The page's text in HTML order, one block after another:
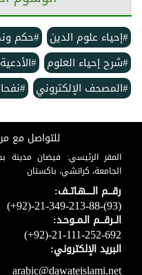
#إحياء علوم الدين #حكم
#شرح إحياء العلوم
#المصحف الإلكتروني
للتواصل مع
المقر الرئيسي: فيضان مدينة
الجامعة، كراتشي، باكستان
رقـــم الـــــهـاتــف:
(+92)-21-349-213-88-(93)
الــرقـــم الـمــوحـد:
(+92)-21-111-252-692
البريد الإلكتروني:
arabic@dawateislami.net